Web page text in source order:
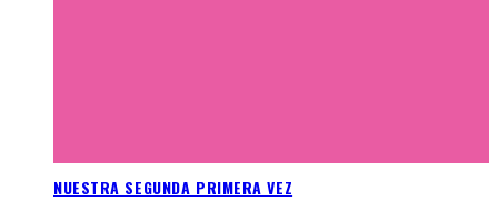
NUESTRA SEGUNDA PRIMERA VEZ